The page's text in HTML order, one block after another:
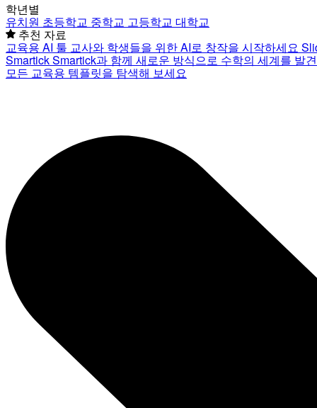
학년별
유치원 초등학교 중학교 고등학교 대학교
추천 자료
교육용 AI 툴 교사와 학생들을 위한 AI로 창작을 시작하세요
SmartickSmartick과 함께 새로운 방식으로 수학의 세계를 발
모든 교육용 템플릿을 탐색해 보세요